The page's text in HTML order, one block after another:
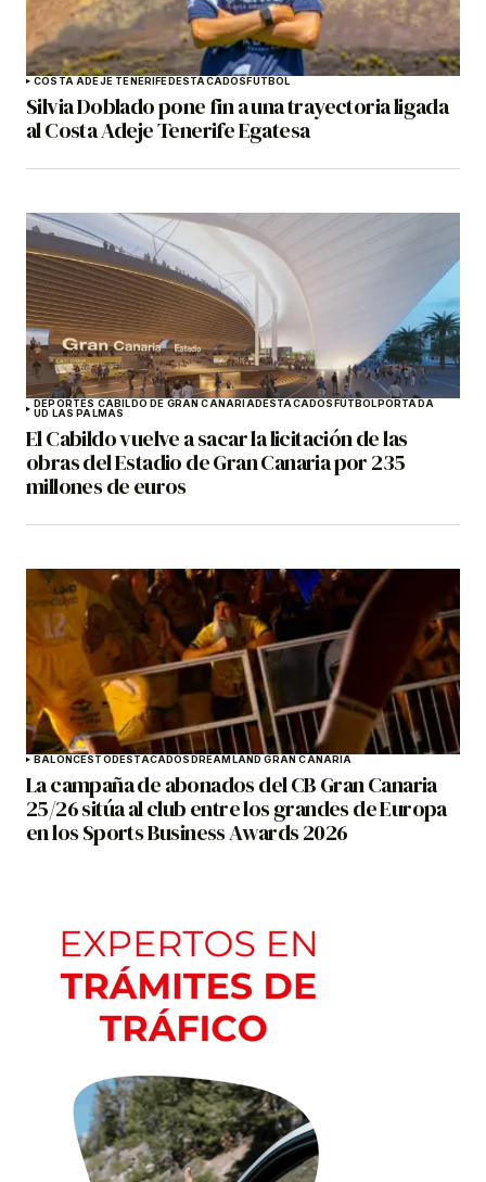
COSTA ADEJE TENERIFEDESTACADOSFÚTBOL
Silvia Doblado pone fin a una trayectoria ligada
al Costa Adeje Tenerife Egatesa
DEPORTES CABILDO DE GRAN CANARIADESTACADOSFÚTBOLPORTADA
UD LAS PALMAS
El Cabildo vuelve a sacar la licitación de las
obras del Estadio de Gran Canaria por 235
millones de euros
BALONCESTODESTACADOSDREAMLAND GRAN CANARIA
La campaña de abonados del CB Gran Canaria
25/26 sitúa al club entre los grandes de Europa
en los Sports Business Awards 2026